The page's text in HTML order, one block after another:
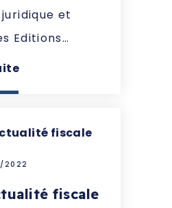
et
Editions…
fiscale
2022
fiscale